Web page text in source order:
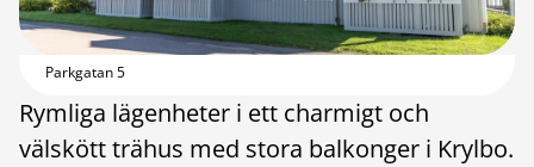
Parkgatan 5
Rymliga lägenheter i ett charmigt och
välskött trähus med stora balkonger i Krylbo.